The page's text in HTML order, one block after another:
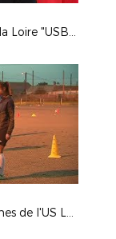
Emission France 3 Pays de la Loire "USB Foot" #40
A la découverte des féminines de l'US Le Pellerin (D44)